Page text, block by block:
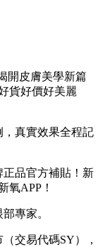
開皮膚美學新篇
貨好價好美麗
真實效果全程記
品官方補貼！新
氧APP！
專家。
交易代碼SY），